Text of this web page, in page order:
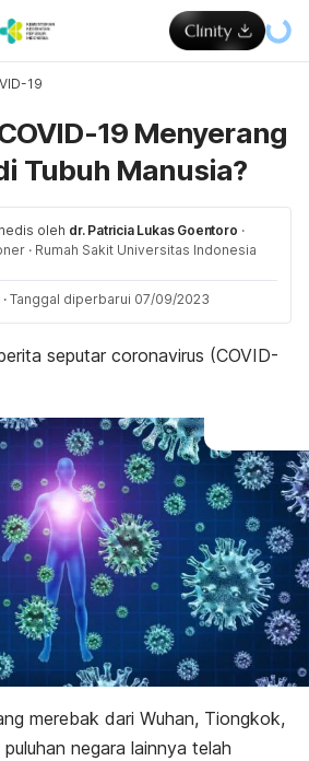
19
19 Menyerang
Tubuh Manusia?
oleh dr. Patricia Lukas Goentoro ·
· Rumah Sakit Universitas Indonesia
· Tanggal diperbarui 07/09/2023
seputar coronavirus (COVID-
merebak dari Wuhan, Tiongkok,
negara lainnya telah